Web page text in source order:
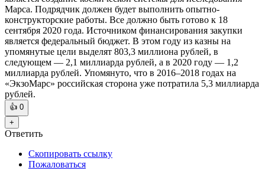
Марса. Подрядчик должен будет выполнить опытно-
конструкторские работы. Все должно быть готово к 18
сентября 2020 года. Источником финансирования закупки
является федеральный бюджет. В этом году из казны на
упомянутые цели выделят 803,3 миллиона рублей, в
следующем — 2,1 миллиарда рублей, а в 2020 году — 1,2
миллиарда рублей. Упомянуто, что в 2016–2018 годах на
«ЭкзоМарс» российская сторона уже потратила 5,3 миллиарда
рублей.
👍 0
+
Ответить
Скопировать ссылку
Пожаловаться